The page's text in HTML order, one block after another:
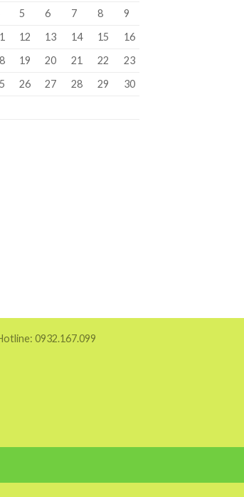
5 6 7 8
9
12 13 14 15
16
19 20 21 22
23
26 27 28 29
30
0932.167.099